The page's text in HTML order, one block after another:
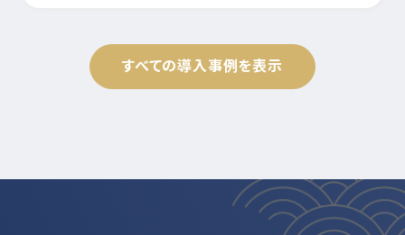
すべての導入事例を表示